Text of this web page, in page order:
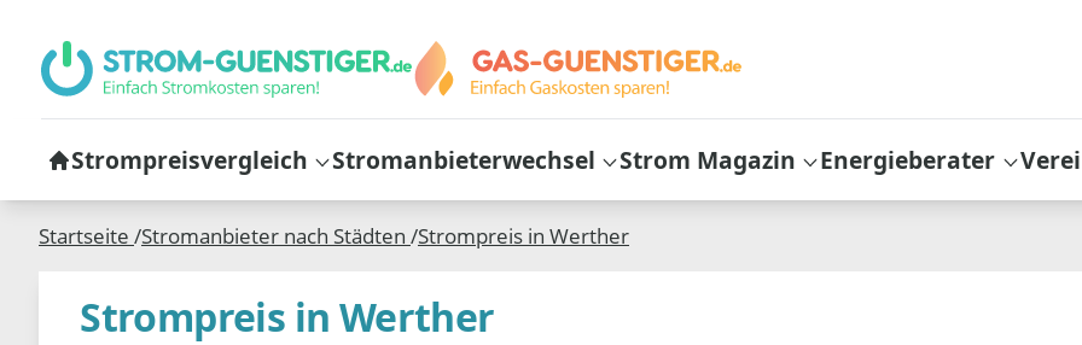
Strompreisvergleich Stromanbieterwechsel Strom Magazin Energieberater
Startseite /Stromanbieter nach Städten /Strompreis in Werther
Strompreis in Werther